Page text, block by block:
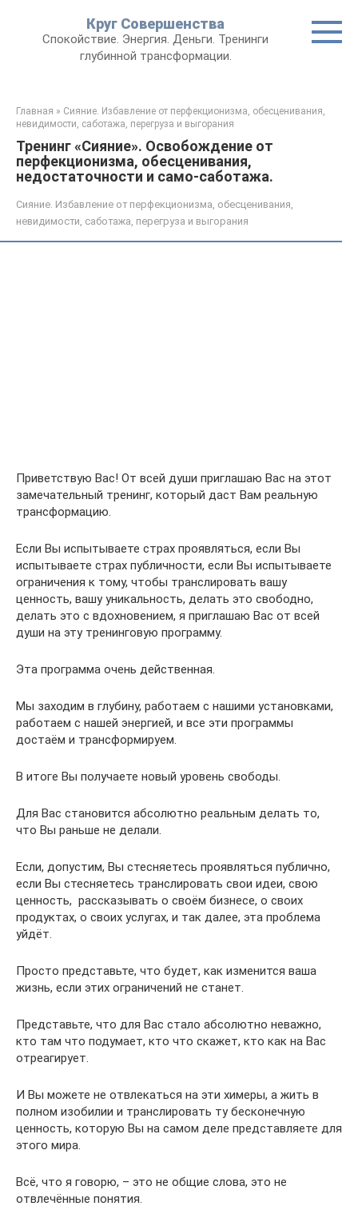
Круг Совершенства
Спокойствие. Энергия. Деньги. Тренинги
глубинной трансформации.
Главная » Сияние. Избавление от перфекционизма, обесценивания,
невидимости, саботажа, перегруза и выгорания
Тренинг «Сияние». Освобождение от
перфекционизма, обесценивания,
недостаточности и само-саботажа.
Сияние. Избавление от перфекционизма, обесценивания,
невидимости, саботажа, перегруза и выгорания
Приветствую Вас! От всей души приглашаю Вас на этот
замечательный тренинг, который даст Вам реальную
трансформацию.
Если Вы испытываете страх проявляться, если Вы
испытываете страх публичности, если Вы испытываете
ограничения к тому, чтобы транслировать вашу
ценность, вашу уникальность, делать это свободно,
делать это с вдохновением, я приглашаю Вас от всей
души на эту тренинговую программу.
Эта программа очень действенная.
Мы заходим в глубину, работаем с нашими установками,
работаем с нашей энергией, и все эти программы
достаём и трансформируем.
В итоге Вы получаете новый уровень свободы.
Для Вас становится абсолютно реальным делать то,
что Вы раньше не делали.
Если, допустим, Вы стесняетесь проявляться публично,
если Вы стесняетесь транслировать свои идеи, свою
ценность, рассказывать о своём бизнесе, о своих
продуктах, о своих услугах, и так далее, эта проблема
уйдёт.
Просто представьте, что будет, как изменится ваша
жизнь, если этих ограничений не станет.
Представьте, что для Вас стало абсолютно неважно,
кто там что подумает, кто что скажет, кто как на Вас
отреагирует.
И Вы можете не отвлекаться на эти химеры, а жить в
полном изобилии и транслировать ту бесконечную
ценность, которую Вы на самом деле представляете для
этого мира.
Всё, что я говорю, – это не общие слова, это не
отвлечённые понятия.